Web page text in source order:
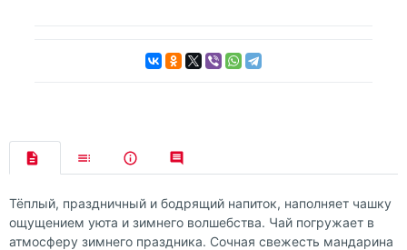
Тёплый, праздничный и бодрящий напиток, наполняет чашку
ощущением уюта и зимнего волшебства. Чай погружает в
атмосферу зимнего праздника. Сочная свежесть мандарина